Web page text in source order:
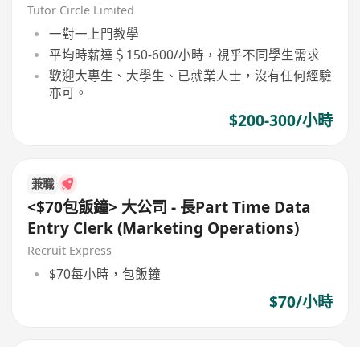
Tutor Circle Limited
一對一上門教學
平均時薪達＄150-600/小時，視乎不同學生需求
歡迎大專生、大學生、已就業人士，沒有任何經驗
亦可。
$200-300/小時
兼職
<$70包飯鐘> 大公司 - 長Part Time Data
Entry Clerk (Marketing Operations)
Recruit Express
$70每小時，包飯鐘
$70/小時